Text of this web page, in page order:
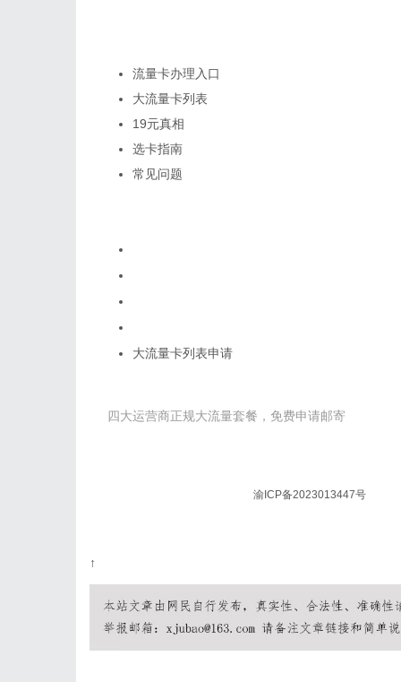
流量卡办理入口
大流量卡列表
19元真相
选卡指南
常见问题
大流量卡列表申请
四大运营商正规大流量套餐，免费申请邮寄
渝ICP备2023013447号
↑